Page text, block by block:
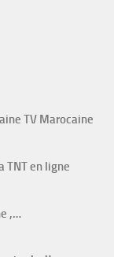
TV Marocaine
TNT en ligne
,…